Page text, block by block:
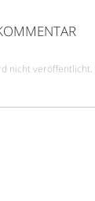
nicht veröffentlicht.